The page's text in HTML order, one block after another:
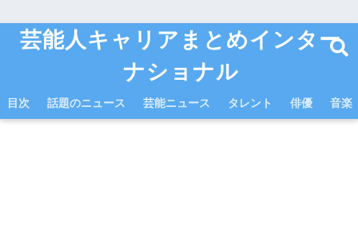
芸能人キャリアまとめインター
ナショナル
目次 話題のニュース 芸能ニュース タレント 俳優 音楽